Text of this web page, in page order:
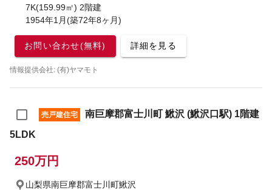
7K(159.99㎡) 2階建
1954年1月(築72年8ヶ月)
お問い合わせ(無料) 詳細を見る
情報提供会社: (有)ヤマモト
売戸建住宅
南巨摩郡富士川町 鰍沢 (鰍沢口駅) 1階建
5LDK
250万円
山梨県南巨摩郡富士川町鰍沢